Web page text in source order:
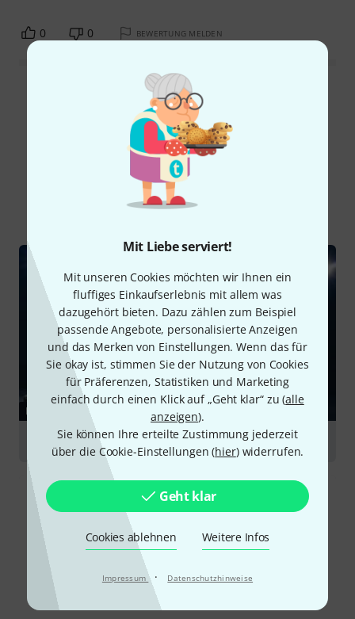
Mit Liebe serviert!
Mit unseren Cookies möchten wir Ihnen ein
fluffiges Einkaufserlebnis mit allem was
dazugehört bieten. Dazu zählen zum Beispiel
passende Angebote, personalisierte Anzeigen
und das Merken von Einstellungen. Wenn das für
Sie okay ist, stimmen Sie der Nutzung von Cookies
für Präferenzen, Statistiken und Marketing
einfach durch einen Klick auf „Geht klar“ zu (alle
anzeigen).
Sie können Ihre erteilte Zustimmung jederzeit
über die Cookie-Einstellungen (hier) widerrufen.
Geht klar
Cookies ablehnen Weitere Infos
Impressum · Datenschutzhinweise
0 0 BEWERTUNG MELDEN
Alle Bewertungen lesen
Schon gewusst?
Ratgeber
RATGEBER
Broadcast & Video